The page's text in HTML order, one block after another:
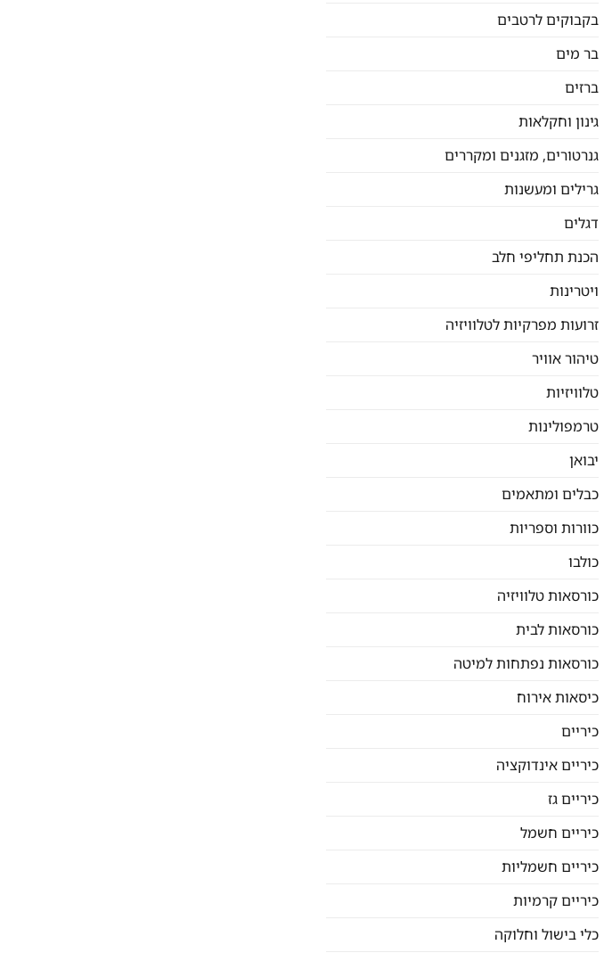
בקבוקים לרטבים
בר מים
ברזים
גינון וחקלאות
גנרטורים, מזגנים ומקררים
גרילים ומעשנות
דגלים
הכנת תחליפי חלב
ויטרינות
זרועות מפרקיות לטלוויזיה
טיהור אוויר
טלוויזיות
טרמפולינות
יבואן
כבלים ומתאמים
כוורות וספריות
כולבו
כורסאות טלוויזיה
כורסאות לבית
כורסאות נפתחות למיטה
כיסאות אירוח
כיריים
כיריים אינדוקציה
כיריים גז
כיריים חשמל
כיריים חשמליות
כיריים קרמיות
כלי בישול וחלוקה